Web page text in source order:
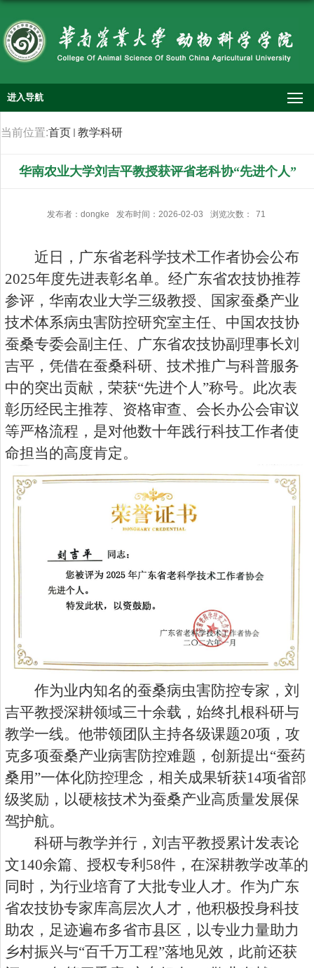
进入导航
当前位置:首页 教学科研
华南农业大学刘吉平教授获评省老科协“先进个人”
发布者：dongke 发布时间：2026-02-03 浏览次数： 71
近日，广东省老科学技术工作者协会公布
2025年度先进表彰名单。经广东省农技协推荐
参评，华南农业大学三级教授、国家蚕桑产业
技术体系病虫害防控研究室主任、中国农技协
蚕桑专委会副主任、广东省农技协副理事长刘
吉平，凭借在蚕桑科研、技术推广与科普服务
中的突出贡献，荣获“先进个人”称号。此次表
彰历经民主推荐、资格审查、会长办公会审议
等严格流程，是对他数十年践行科技工作者使
命担当的高度肯定。
作为业内知名的蚕桑病虫害防控专家，刘
吉平教授深耕领域三十余载，始终扎根科研与
教学一线。他带领团队主持各级课题20项，攻
克多项蚕桑产业病害防控难题，创新提出“蚕药
桑用”一体化防控理念，相关成果斩获14项省部
级奖励，以硬核技术为蚕桑产业高质量发展保
驾护航。
科研与教学并行，刘吉平教授累计发表论
文140余篇、授权专利58件，在深耕教学改革的
同时，为行业培育了大批专业人才。作为广东
省农技协专家库高层次人才，他积极投身科技
助农，足迹遍布多省市县区，以专业力量助力
乡村振兴与“百千万工程”落地见效，此前还获